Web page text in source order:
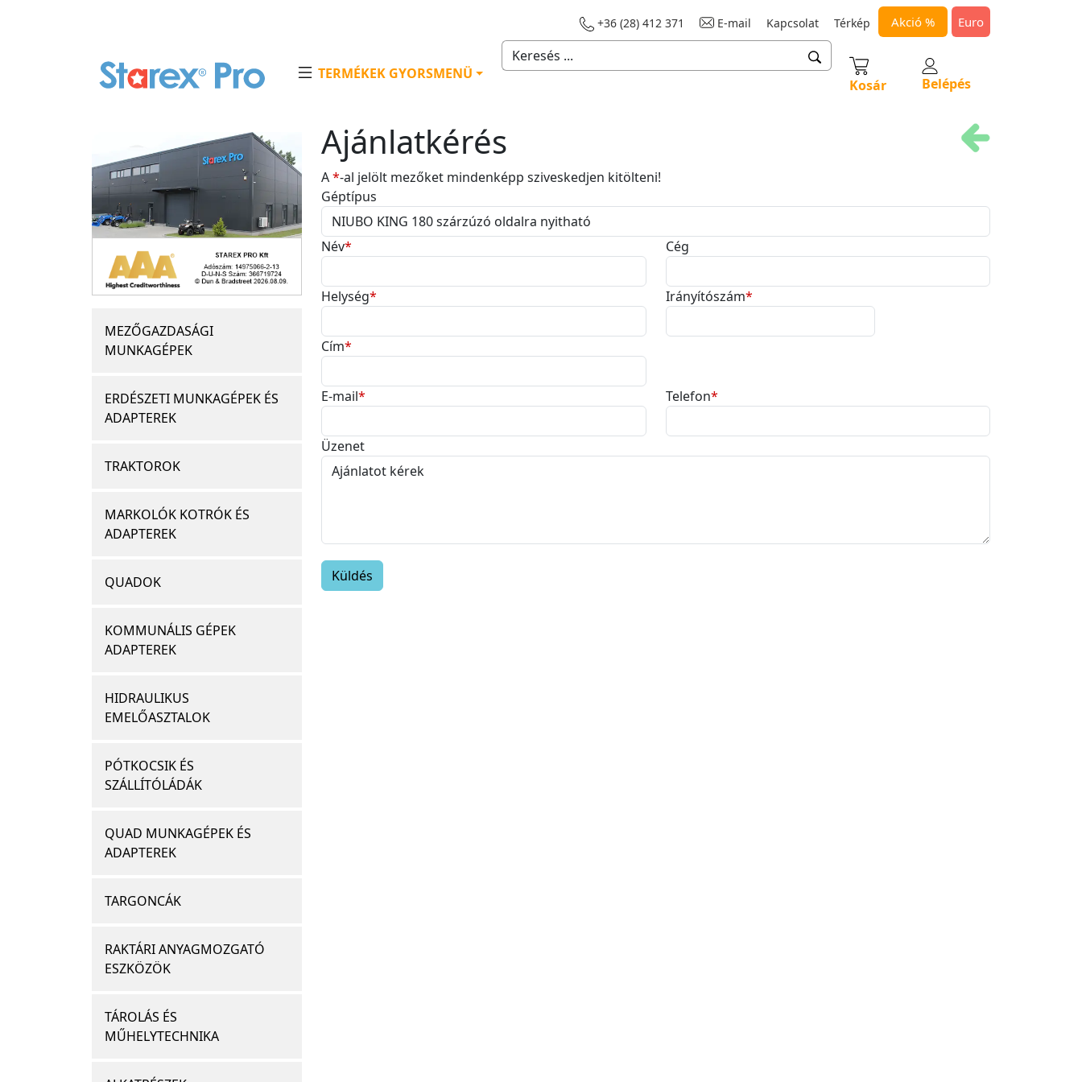
+36 (28) 412 371 E-mail Kapcsolat Térkép Akció % Euro
TERMÉKEK GYORSMENÜ
Kosár Belépés
MEZŐGAZDASÁGI
MUNKAGÉPEK
ERDÉSZETI MUNKAGÉPEK ÉS
ADAPTEREK
TRAKTOROK
MARKOLÓK KOTRÓK ÉS
ADAPTEREK
QUADOK
KOMMUNÁLIS GÉPEK
ADAPTEREK
HIDRAULIKUS
EMELŐASZTALOK
PÓTKOCSIK ÉS
SZÁLLÍTÓLÁDÁK
QUAD MUNKAGÉPEK ÉS
ADAPTEREK
TARGONCÁK
RAKTÁRI ANYAGMOZGATÓ
ESZKÖZÖK
TÁROLÁS ÉS
MŰHELYTECHNIKA
Ajánlatkérés
A*-al jelölt mezőket mindenképp sziveskedjen kitölteni!
Géptípus
Név* Cég
Helység* Irányítószám*
Cím*
E-mail* Telefon*
Üzenet